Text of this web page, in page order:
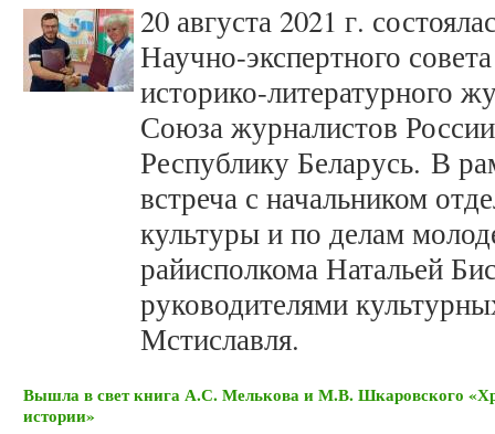
20 августа 2021 г.
Научно-экспертного
историко-литературного
Союза журналистов
Республику Беларусь. В
встреча с начальником
культуры и по делам
райисполкома Натальей
руководителями
Мстиславля.
Вышла в свет книга А.С. Мелькова и М.В. Шкаровского
истории»